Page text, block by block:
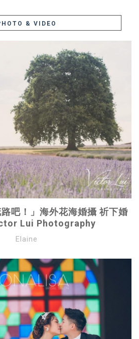
& VIDEO
路吧！」海外花海婚攝 祈下婚
Lui Photography
Elaine